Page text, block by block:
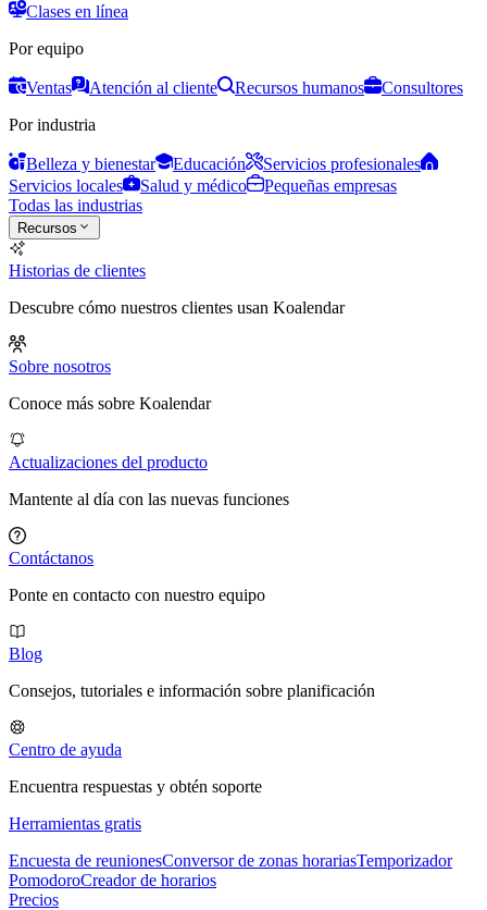
Clases en línea
Por equipo
Ventas Atención al cliente Recursos humanos
Consultores
Por industria
Belleza y bienestar Educación
Servicios profesionales
Servicios locales
Salud y médico
Pequeñas empresas
Todas las industrias
Recursos
Historias de clientes
Descubre cómo nuestros clientes usan Koalendar
Sobre nosotros
Conoce más sobre Koalendar
Actualizaciones del producto
Mantente al día con las nuevas funciones
Contáctanos
Ponte en contacto con nuestro equipo
Blog
Consejos, tutoriales e información sobre planificación
Centro de ayuda
Encuentra respuestas y obtén soporte
Herramientas gratis
Encuesta de reunionesConversor de zonas horariasTemporizador
PomodoroCreador de horarios
Precios